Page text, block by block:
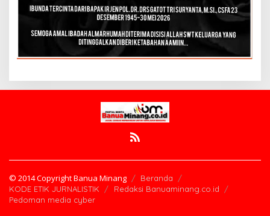
© 2014 Copyright Banua Minang
Beranda
KODE ETIK JURNALISTIK
Redaksi Banuaminang.co.id
Pedoman media cyber